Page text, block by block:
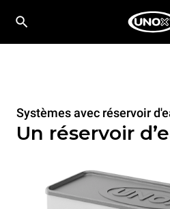
Systèmes avec réservoir
Un réservoir